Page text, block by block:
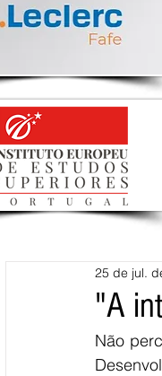
"A
25 de jul.
Não